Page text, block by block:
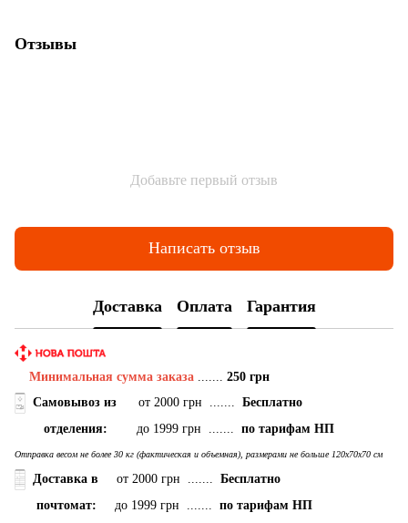
Отзывы
Добавьте первый отзыв
Написать отзыв
Доставка Оплата Гарантия
Минимальная сумма заказа ....... 250 грн
Самовывоз из от 2000 грн ....... Бесплатно
отделения: до 1999 грн ....... по тарифам НП
Отправка весом не более 30 кг (фактическая и объемная), размерами не больше 120х70х70 см
Доставка в от 2000 грн ....... Бесплатно
почтомат: до 1999 грн ....... по тарифам НП